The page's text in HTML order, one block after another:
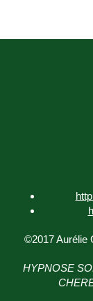
©2017 Aurélie
HYPNOSE